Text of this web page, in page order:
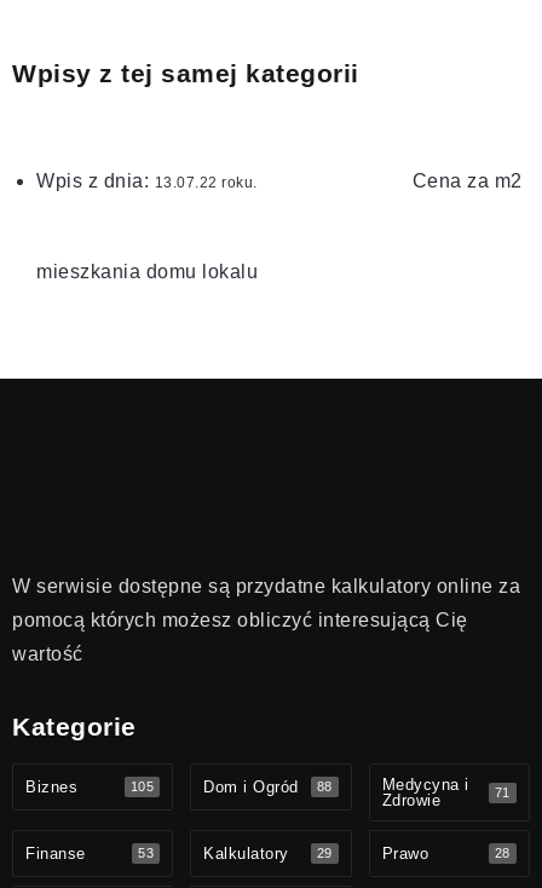
Wpisy z tej samej kategorii
Wpis z dnia: roku. Cena za m2
mieszkania domu lokalu
W serwisie dostępne są przydatne kalkulatory online za
pomocą których możesz obliczyć interesującą Cię
wartość
Kategorie
Biznes 105 Dom i Ogród 88
Medycyna i
Zdrowie
71
Finanse 53 Kalkulatory 29 Prawo 28